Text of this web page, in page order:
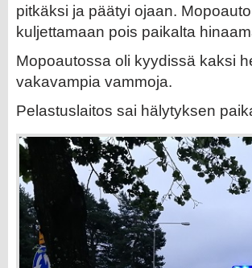
pitkäksi ja päätyi ojaan.
kuljettamaan pois paikalta
Mopoautossa oli kyydissä kaksi
vakavampia vammoja.
Pelastuslaitos sai hälytyksen